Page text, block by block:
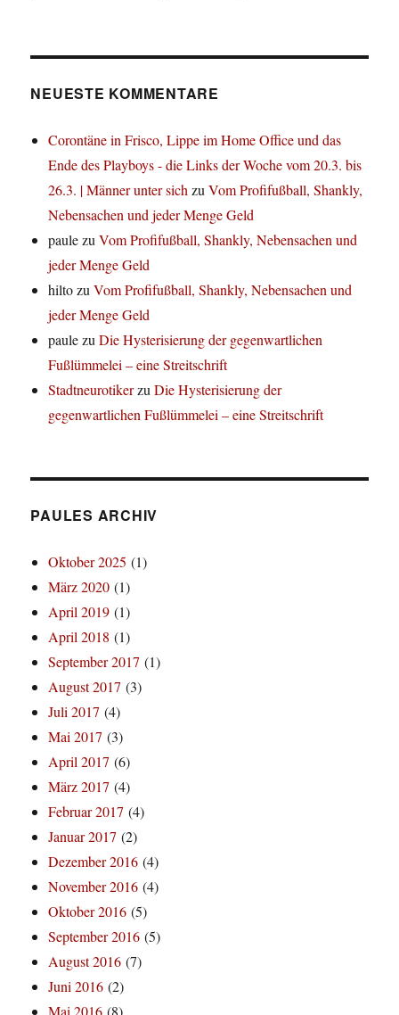
NEUESTE KOMMENTARE
Corontäne in Frisco, Lippe im Home Office und das
Ende des Playboys - die Links der Woche vom 20.3. bis
26.3. | Männer unter sichzuVom Profifußball, Shankly,
Nebensachen und jeder Menge Geld
paulezuVom Profifußball, Shankly, Nebensachen und
jeder Menge Geld
hiltozuVom Profifußball, Shankly, Nebensachen und
jeder Menge Geld
paulezuDie Hysterisierung der gegenwartlichen
Fußlümmelei – eine Streitschrift
StadtneurotikerzuDie Hysterisierung der
gegenwartlichen Fußlümmelei – eine Streitschrift
PAULES ARCHIV
Oktober 2025 (1)
März 2020 (1)
April 2019 (1)
April 2018 (1)
September 2017 (1)
August 2017 (3)
Juli 2017 (4)
Mai 2017 (3)
April 2017 (6)
März 2017 (4)
Februar 2017 (4)
Januar 2017 (2)
Dezember 2016 (4)
November 2016 (4)
Oktober 2016 (5)
September 2016 (5)
August 2016 (7)
Juni 2016 (2)